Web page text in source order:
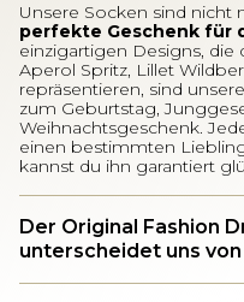
Unsere Socken sind nicht
perfekte Geschenk für
einzigartigen Designs,
Aperol Spritz, Lillet
repräsentieren, sind
zum Geburtstag,
Weihnachtsgeschenk.
einen bestimmten
kannst du ihn garantiert
Der Original Fashion
unterscheidet uns